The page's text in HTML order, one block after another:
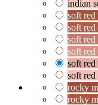
indian
soft
soft
soft
soft
soft
soft
rocky
rocky